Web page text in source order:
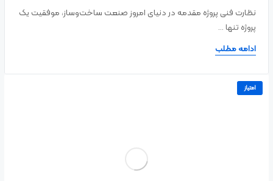
نظارت فنی پروژه مقدمه در دنیای امروز صنعت ساخت‌وساز، موفقیت یک
پروژه تنها ...
ادامه مطلب
امتیاز